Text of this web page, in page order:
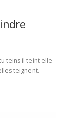
teins il teint elle
teignent.